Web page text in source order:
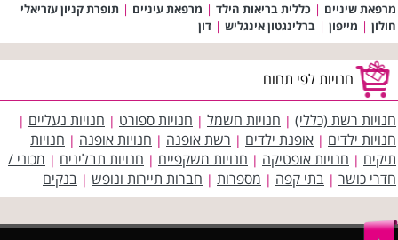
מרפאת שיניים | כללית בריאות הילד | מרפאת עיניים | תופרת קניון עזריאלי
חולון | מייפון | ברלינגטון אינגליש | דון
חנויות לפי תחום
חנויות רשת (כללי) | חנויות חשמל | חנויות ספורט | חנויות נעליים |
חנויות ילדים | אופנת ילדים | רשת אופנה | חנויות אופנה | חנויות
תיקים | חנויות אופטיקה | חנויות משקפיים | חנויות תבלינים | מכוני /
חדרי כושר | בתי קפה | מספרות | חברות תיירות ונופש | בנקים